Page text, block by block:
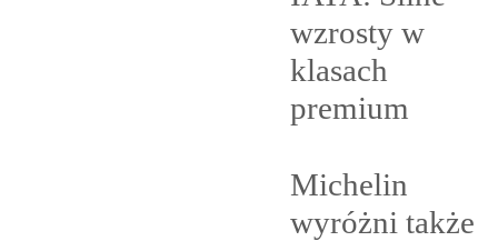
wzrosty w
klasach
premium
Michelin
wyróżni także